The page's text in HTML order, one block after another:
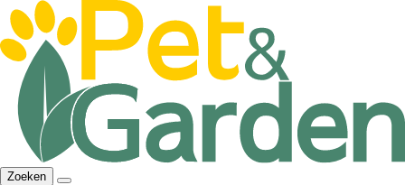
Zoeken